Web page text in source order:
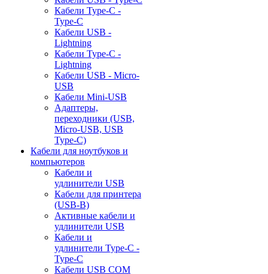
Кабели Type-C -
Type-C
Кабели USB -
Lightning
Кабели Type-C -
Lightning
Кабели USB - Micro-
USB
Кабели Mini-USB
Адаптеры,
переходники (USB,
Micro-USB, USB
Type-C)
Кабели для ноутбуков и
компьютеров
Кабели и
удлинители USB
Кабели для принтера
(USB-B)
Активные кабели и
удлинители USB
Кабели и
удлинители Type-C -
Type-C
Кабели USB COM